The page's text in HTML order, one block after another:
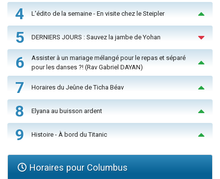
4 L'édito de la semaine - En visite chez le Steipler
5 DERNIERS JOURS : Sauvez la jambe de Yohan
6
Assister à un mariage mélangé pour le repas et séparé
pour les danses ?! (Rav Gabriel DAYAN)
7 Horaires du Jeûne de Ticha Béav
8 Elyana au buisson ardent
9 Histoire - À bord du Titanic
Horaires pour Columbus